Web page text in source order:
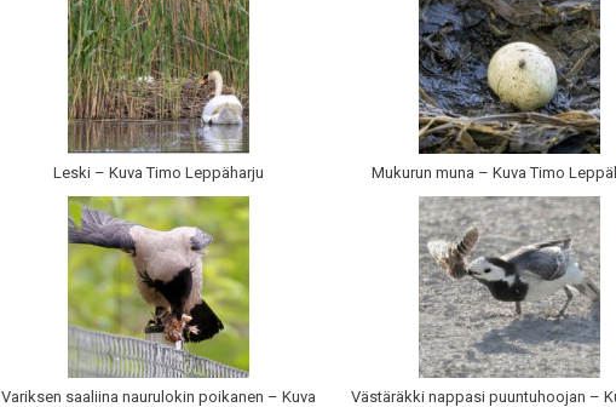
Leski – Kuva Timo Leppäharju Mukurun muna – Kuva Timo
Variksen saaliina naurulokin poikanen – Kuva
Västäräkki nappasi puuntuhoojan –